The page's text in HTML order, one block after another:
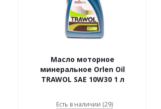
Масло моторное
минеральное Orlen Oil
TRAWOL SAE 10W30 1 л
Есть в наличии (29)